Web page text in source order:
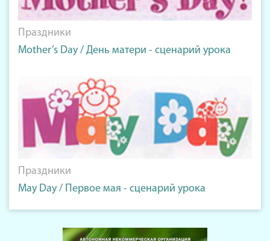
Праздники
Mother’s Day / День матери - сценарий урока
Праздники
May Day / Первое мая - сценарий урока